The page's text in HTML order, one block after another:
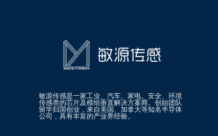
敏源传感是一家工业、汽车、家电、安全、环境
传感类的芯片及模组垂直解决方案商。创始团队
留学归国创业，来自美国、加拿大等知名半导体
公司，具有丰富的产业界经验。